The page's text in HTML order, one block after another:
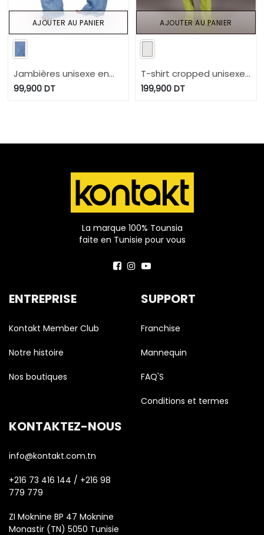
Jambières unisexe en
jeans UPCYCLING
99,900DT
AJOUTER AU PANIER
T-shirt cropped unisexe
FREEDOM Selvedge And
199,900 DT
AJOUTER AU PANIER
La marque 100% Tounsia
faite en Tunisie pour vous
ENTREPRISE
Kontakt Member Club
Notre histoire
Nos boutiques
SUPPORT
Franchise
Mannequin
FAQ'S
Conditions et termes
KONTAKTEZ-NOUS
info@kontakt.com.tn
+216 73 416 144 / +216 98
779 779
ZI Moknine BP 47 Moknine
Monastir (TN) 5050 Tunisie